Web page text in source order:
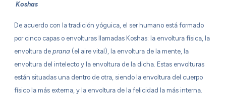
Koshas
De acuerdo con la tradición yóguica, el ser humano está formado
por cinco capas o envolturas llamadas Koshas: la envoltura física, la
envoltura deprana (el aire vital), la envoltura de la mente, la
envoltura del intelecto y la envoltura de la dicha. Estas envolturas
están situadas una dentro de otra, siendo la envoltura del cuerpo
físico la más externa, y la envoltura de la felicidad la más interna.